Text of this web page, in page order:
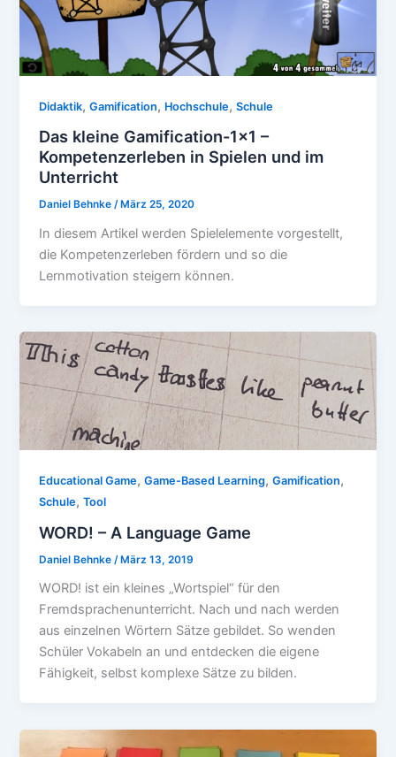
Didaktik,Gamification, Hochschule,Schule
Das kleine Gamification-1×1 –
Kompetenzerleben in Spielen und im
Unterricht
Daniel Behnke/ März 25, 2020
In diesem Artikel werden Spielelemente vorgestellt,
die Kompetenzerleben fördern und so die
Lernmotivation steigern können.
Educational Game,Game-Based Learning,Gamification,
Schule,Tool
WORD! – A Language Game
Daniel Behnke /März 13, 2019
WORD! ist ein kleines „Wortspiel“ für den
Fremdsprachenunterricht. Nach und nach werden
aus einzelnen Wörtern Sätze gebildet. So wenden
Schüler Vokabeln an und entdecken die eigene
Fähigkeit, selbst komplexe Sätze zu bilden.